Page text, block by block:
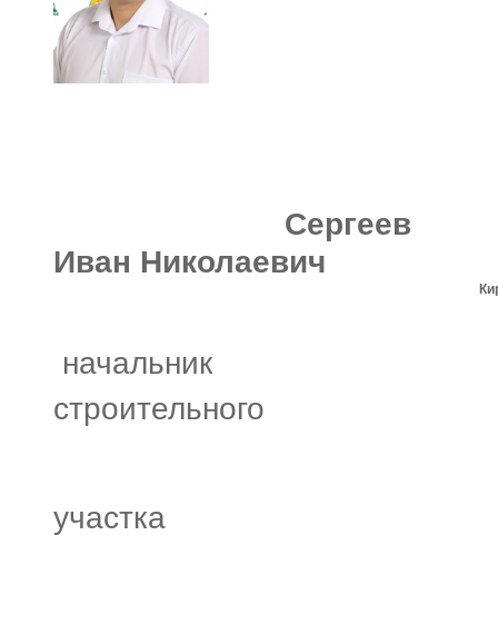
Сергеев
Иван Николаевич
начальник
строительного
участка